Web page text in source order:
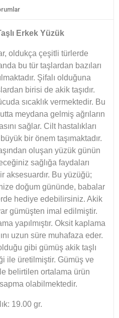
Erkek Yüzük
oldukça çeşitli türlerde
bu tür taşlardan bazıları
Şifalı olduğuna
birisi de akik taşıdır.
sıcaklık vermektedir. Bu
meydana gelmiş ağrıların
sağlar. Cilt hastalıkları
bir önem taşımaktadır.
oluşan yüzük günün
sağlığa faydaları
aksesuardır. Bu yüzüğü;
doğum gününde, babalar
hediye edebilirsiniz. Akik
gümüşten imal edilmiştir.
yapılmıştır. Oksit kaplama
uzun süre muhafaza eder.
gibi gümüş akik taşlı
ile üretilmiştir. Gümüş ve
belirtilen ortalama ürün
sapma olabilmektedir.
19.00 gr.